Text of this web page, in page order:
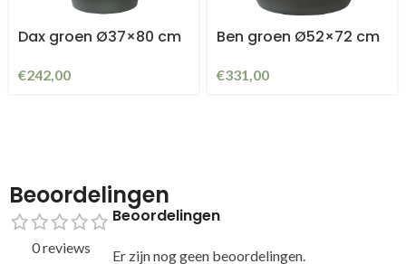
Dax groen Ø37×80 cm
€242,00
Ben groen Ø52×72 cm
€331,00
Beoordelingen
0 reviews
Beoordelingen
Er zijn nog geen beoordelingen.